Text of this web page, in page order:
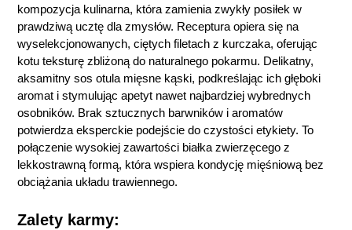
kompozycja kulinarna, która zamienia zwykły posiłek w
prawdziwą ucztę dla zmysłów. Receptura opiera się na
wyselekcjonowanych, ciętych filetach z kurczaka, oferując
kotu teksturę zbliżoną do naturalnego pokarmu. Delikatny,
aksamitny sos otula mięsne kąski, podkreślając ich głęboki
aromat i stymulując apetyt nawet najbardziej wybrednych
osobników. Brak sztucznych barwników i aromatów
potwierdza eksperckie podejście do czystości etykiety. To
połączenie wysokiej zawartości białka zwierzęcego z
lekkostrawną formą, która wspiera kondycję mięśniową bez
obciążania układu trawiennego.
Zalety karmy: